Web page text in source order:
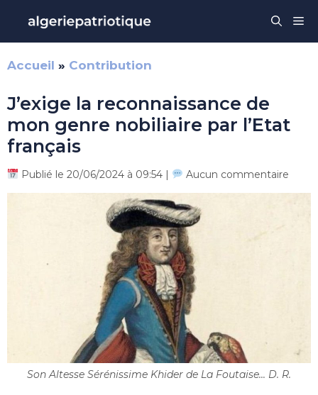
contenu
Accueil » Contribution
J’exige la reconnaissance de
mon genre nobiliaire par l’Etat
français
Publié le 20/06/2024 à 09:54 | Aucun commentaire
Son Altesse Sérénissime Khider de La Foutaise... D. R.